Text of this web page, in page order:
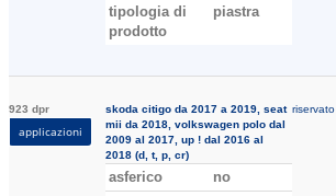
tipologia di
prodotto
piastra
923 dpr
applicazioni
skoda citigo da 2017 a 2019, seat
mii da 2018, volkswagen polo dal
2009 al 2017, up ! dal 2016 al
2018 (d, t, p, cr)
asferico
no
riservato